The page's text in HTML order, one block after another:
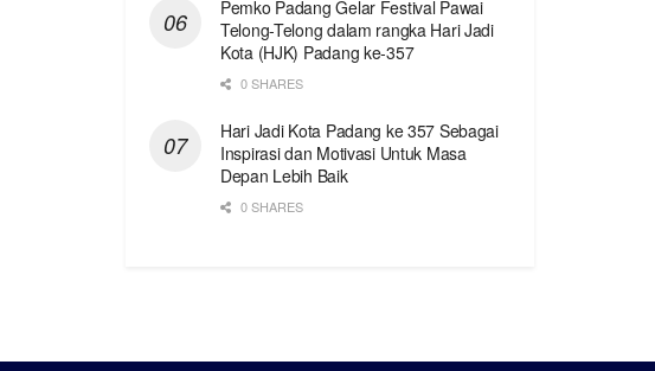
Pemko Padang Gelar Festival Pawai
Telong-Telong dalam rangka Hari Jadi
Kota (HJK) Padang ke-357
0 SHARES
Hari Jadi Kota Padang ke 357 Sebagai
Inspirasi dan Motivasi Untuk Masa
Depan Lebih Baik
0 SHARES